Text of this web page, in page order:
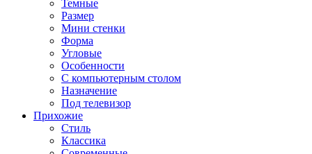
Темные
Размер
Мини стенки
Форма
Угловые
Особенности
С компьютерным столом
Назначение
Под телевизор
Прихожие
Стиль
Классика